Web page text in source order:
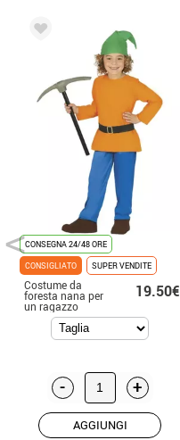
CONSEGNA 24/48 ORE
CONSIGLIATO
SUPER VENDITE
Costume da
foresta nana per
un ragazzo
19.50€
- +
AGGIUNGI